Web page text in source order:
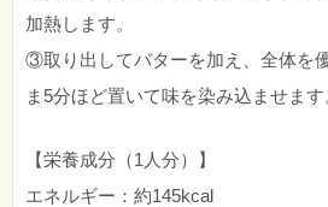
加熱します。
③取り出してバターを加え、全体を
ま5分ほど置いて味を染み込ませます
【栄養成分（1人分）】
エネルギー：約145kcal